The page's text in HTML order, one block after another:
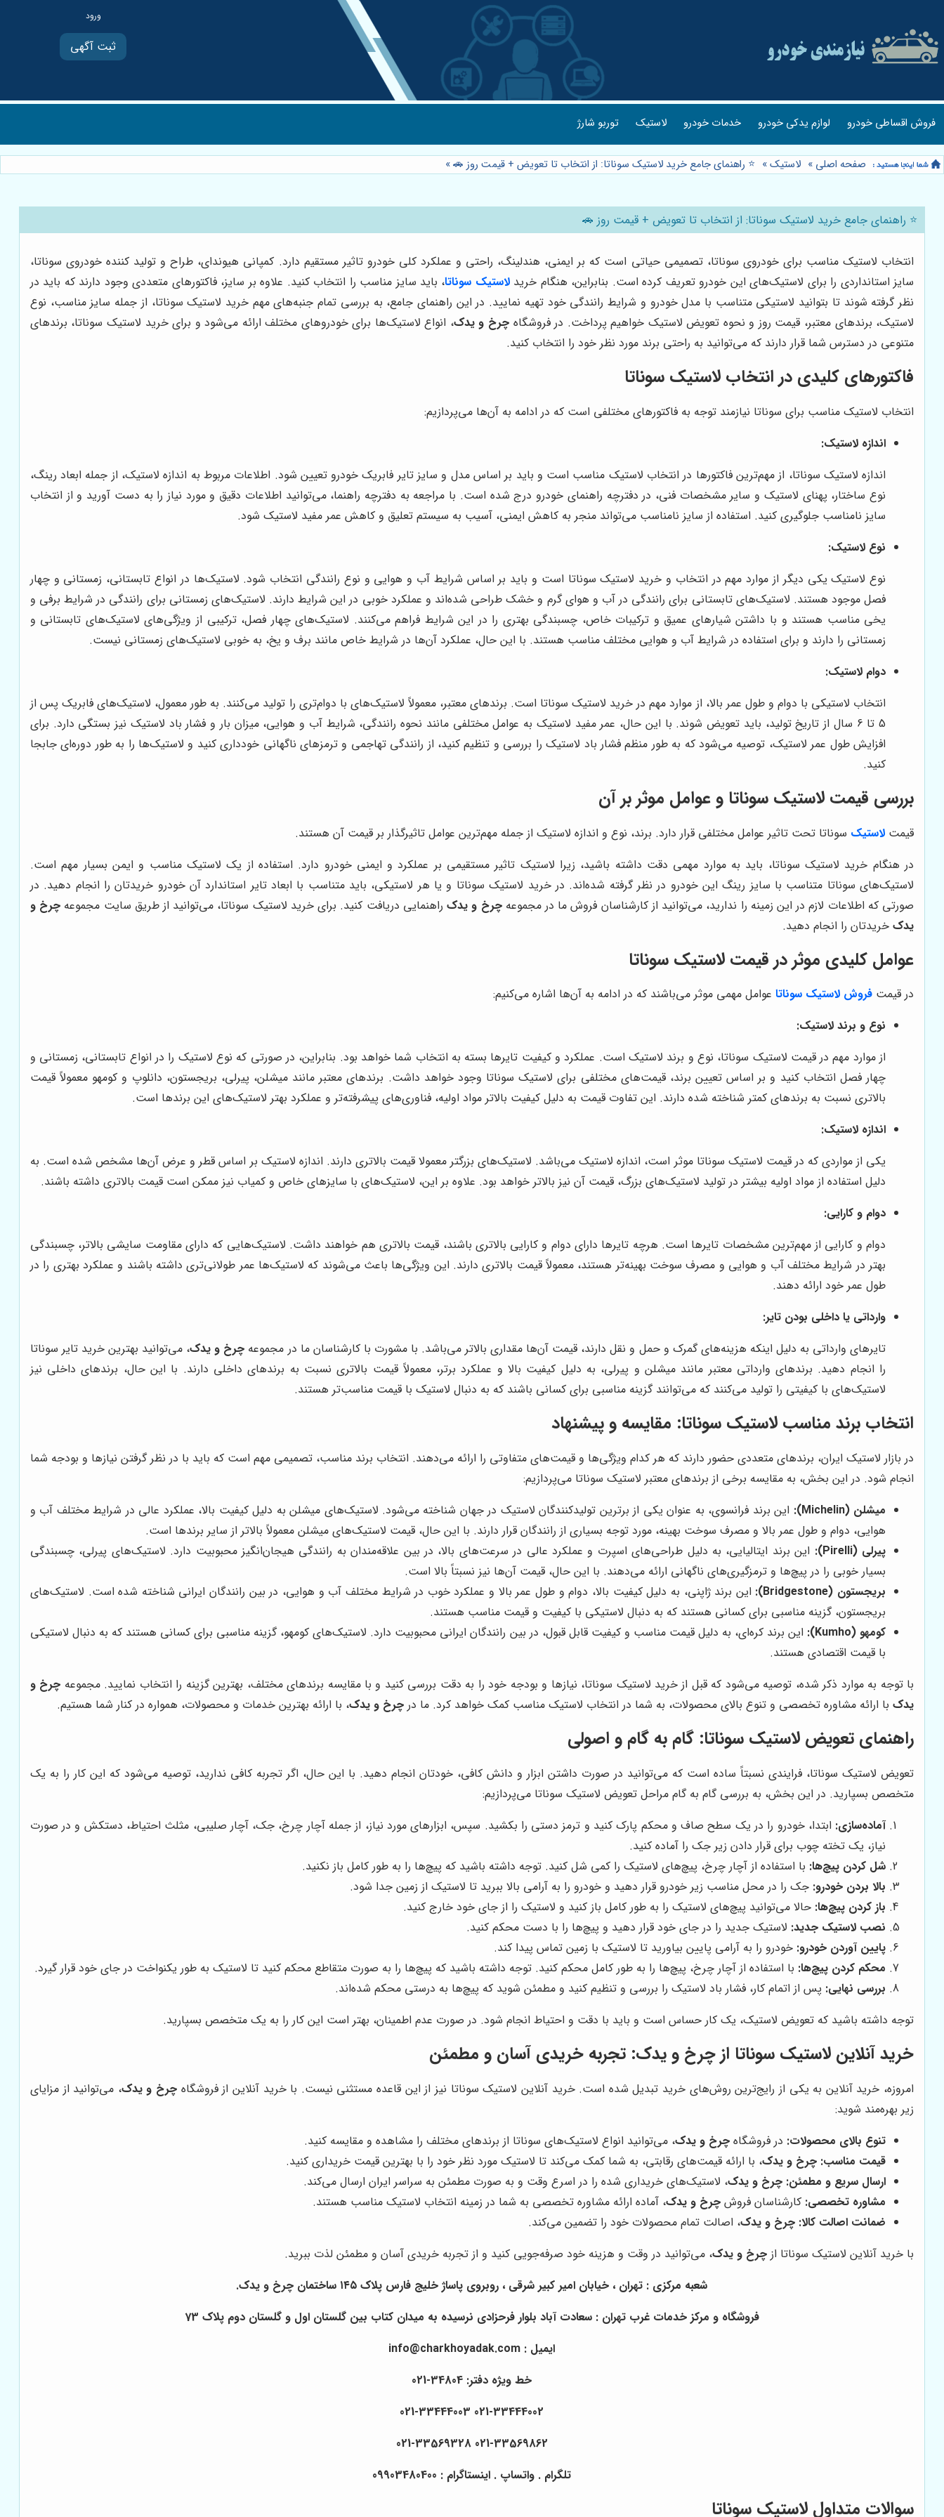
ثبت آگهی
فروش اقساطی خودرو لوازم یدکی خودرو خدمات خودرو لاستیک توربو شارژ
صفحه اصلی » لاستیک» ⭐️ راهنمای جامع خرید لاستیک سوناتا: از انتخاب تا تعویض + قیمت روز 🚗»
⭐️ راهنمای جامع خرید لاستیک سوناتا: از انتخاب تا تعویض + قیمت روز 🚗
انتخاب لاستیک مناسب برای خودروی سوناتا، تصمیمی حیاتی است که بر ایمنی، هندلینگ، راحتی و عملکرد کلی خودرو تاثیر مستقیم دارد. کمپانی هیوندای، طراح و تولید کننده خودروی سوناتا،
سایز استانداردی را برای لاستیک‌های این خودرو تعریف کرده است. بنابراین، هنگام خریدلاستیک سوناتا، باید سایز مناسب را انتخاب کنید. علاوه بر سایز، فاکتورهای متعددی وجود دارند که باید در
نظر گرفته شوند تا بتوانید لاستیکی متناسب با مدل خودرو و شرایط رانندگی خود تهیه نمایید. در این راهنمای جامع، به بررسی تمام جنبه‌های مهم خرید لاستیک سوناتا، از جمله سایز مناسب، نوع
لاستیک، برندهای معتبر، قیمت روز و نحوه تعویض لاستیک خواهیم پرداخت. در فروشگاه چرخ و یدک، انواع لاستیک‌ها برای خودروهای مختلف ارائه می‌شود و برای خرید لاستیک سوناتا، برندهای
متنوعی در دسترس شما قرار دارند که می‌توانید به راحتی برند مورد نظر خود را انتخاب کنید.
فاکتورهای کلیدی در انتخاب لاستیک سوناتا
انتخاب لاستیک مناسب برای سوناتا نیازمند توجه به فاکتورهای مختلفی است که در ادامه به آن‌ها می‌پردازیم:
اندازه لاستیک:
اندازه لاستیک سوناتا، از مهم‌ترین فاکتورها در انتخاب لاستیک مناسب است و باید بر اساس مدل و سایز تایر فابریک خودرو تعیین شود. اطلاعات مربوط به اندازه لاستیک، از جمله ابعاد رینگ،
نوع ساختار، پهنای لاستیک و سایر مشخصات فنی، در دفترچه راهنمای خودرو درج شده است. با مراجعه به دفترچه راهنما، می‌توانید اطلاعات دقیق و مورد نیاز را به دست آورید و از انتخاب
سایز نامناسب جلوگیری کنید. استفاده از سایز نامناسب می‌تواند منجر به کاهش ایمنی، آسیب به سیستم تعلیق و کاهش عمر مفید لاستیک شود.
نوع لاستیک:
نوع لاستیک یکی دیگر از موارد مهم در انتخاب و خرید لاستیک سوناتا است و باید بر اساس شرایط آب و هوایی و نوع رانندگی انتخاب شود. لاستیک‌ها در انواع تابستانی، زمستانی و چهار
فصل موجود هستند. لاستیک‌های تابستانی برای رانندگی در آب و هوای گرم و خشک طراحی شده‌اند و عملکرد خوبی در این شرایط دارند. لاستیک‌های زمستانی برای رانندگی در شرایط برفی و
یخی مناسب هستند و با داشتن شیارهای عمیق و ترکیبات خاص، چسبندگی بهتری را در این شرایط فراهم می‌کنند. لاستیک‌های چهار فصل، ترکیبی از ویژگی‌های لاستیک‌های تابستانی و
زمستانی را دارند و برای استفاده در شرایط آب و هوایی مختلف مناسب هستند. با این حال، عملکرد آن‌ها در شرایط خاص مانند برف و یخ، به خوبی لاستیک‌های زمستانی نیست.
دوام لاستیک:
انتخاب لاستیکی با دوام و طول عمر بالا، از موارد مهم در خرید لاستیک سوناتا است. برندهای معتبر، معمولاً لاستیک‌های با دوام‌تری را تولید می‌کنند. به طور معمول، لاستیک‌های فابریک پس از
5 تا 6 سال از تاریخ تولید، باید تعویض شوند. با این حال، عمر مفید لاستیک به عوامل مختلفی مانند نحوه رانندگی، شرایط آب و هوایی، میزان بار و فشار باد لاستیک نیز بستگی دارد. برای
افزایش طول عمر لاستیک، توصیه می‌شود که به طور منظم فشار باد لاستیک را بررسی و تنظیم کنید، از رانندگی تهاجمی و ترمزهای ناگهانی خودداری کنید و لاستیک‌ها را به طور دوره‌ای جابجا
کنید.
بررسی قیمت لاستیک سوناتا و عوامل موثر بر آن
قیمت لاستیک سوناتا تحت تاثیر عوامل مختلفی قرار دارد. برند، نوع و اندازه لاستیک از جمله مهم‌ترین عوامل تاثیرگذار بر قیمت آن هستند.
در هنگام خرید لاستیک سوناتا، باید به موارد مهمی دقت داشته باشید، زیرا لاستیک تاثیر مستقیمی بر عملکرد و ایمنی خودرو دارد. استفاده از یک لاستیک مناسب و ایمن بسیار مهم است.
لاستیک‌های سوناتا متناسب با سایز رینگ این خودرو در نظر گرفته شده‌اند. در خرید لاستیک سوناتا و یا هر لاستیکی، باید متناسب با ابعاد تایر استاندارد آن خودرو خریدتان را انجام دهید. در
صورتی که اطلاعات لازم در این زمینه را ندارید، می‌توانید از کارشناسان فروش ما در مجموعهچرخ و یدکراهنمایی دریافت کنید. برای خرید لاستیک سوناتا، می‌توانید از طریق سایت مجموعه چرخ و
یدکخریدتان را انجام دهید.
عوامل کلیدی موثر در قیمت لاستیک سوناتا
در قیمت فروش لاستیک سوناتاعوامل مهمی موثر می‌باشند که در ادامه به آن‌ها اشاره می‌کنیم:
نوع و برند لاستیک:
از موارد مهم در قیمت لاستیک سوناتا، نوع و برند لاستیک است. عملکرد و کیفیت تایرها بسته به انتخاب شما خواهد بود. بنابراین، در صورتی که نوع لاستیک را در انواع تابستانی، زمستانی و
چهار فصل انتخاب کنید و بر اساس تعیین برند، قیمت‌های مختلفی برای لاستیک سوناتا وجود خواهد داشت. برندهای معتبر مانند میشلن، پیرلی، بریجستون، دانلوپ و کومهو معمولاً قیمت
بالاتری نسبت به برندهای کمتر شناخته شده دارند. این تفاوت قیمت به دلیل کیفیت بالاتر مواد اولیه، فناوری‌های پیشرفته‌تر و عملکرد بهتر لاستیک‌های این برندها است.
اندازه لاستیک:
یکی از مواردی که در قیمت لاستیک سوناتا موثر است، اندازه لاستیک می‌باشد. لاستیک‌های بزرگتر معمولا قیمت بالاتری دارند. اندازه لاستیک بر اساس قطر و عرض آن‌ها مشخص شده است. به
دلیل استفاده از مواد اولیه بیشتر در تولید لاستیک‌های بزرگ، قیمت آن نیز بالاتر خواهد بود. علاوه بر این، لاستیک‌های با سایزهای خاص و کمیاب نیز ممکن است قیمت بالاتری داشته باشند.
دوام و کارایی:
دوام و کارایی از مهم‌ترین مشخصات تایرها است. هرچه تایرها دارای دوام و کارایی بالاتری باشند، قیمت بالاتری هم خواهند داشت. لاستیک‌هایی که دارای مقاومت سایشی بالاتر، چسبندگی
بهتر در شرایط مختلف آب و هوایی و مصرف سوخت بهینه‌تر هستند، معمولاً قیمت بالاتری دارند. این ویژگی‌ها باعث می‌شوند که لاستیک‌ها عمر طولانی‌تری داشته باشند و عملکرد بهتری را در
طول عمر خود ارائه دهند.
وارداتی یا داخلی بودن تایر:
تایرهای وارداتی به دلیل اینکه هزینه‌های گمرک و حمل و نقل دارند، قیمت آن‌ها مقداری بالاتر می‌باشد. با مشورت با کارشناسان ما در مجموعه چرخ و یدک، می‌توانید بهترین خرید تایر سوناتا
را انجام دهید. برندهای وارداتی معتبر مانند میشلن و پیرلی، به دلیل کیفیت بالا و عملکرد برتر، معمولاً قیمت بالاتری نسبت به برندهای داخلی دارند. با این حال، برندهای داخلی نیز
لاستیک‌های با کیفیتی را تولید می‌کنند که می‌توانند گزینه مناسبی برای کسانی باشند که به دنبال لاستیک با قیمت مناسب‌تر هستند.
انتخاب برند مناسب لاستیک سوناتا: مقایسه و پیشنهاد
در بازار لاستیک ایران، برندهای متعددی حضور دارند که هر کدام ویژگی‌ها و قیمت‌های متفاوتی را ارائه می‌دهند. انتخاب برند مناسب، تصمیمی مهم است که باید با در نظر گرفتن نیازها و بودجه شما
انجام شود. در این بخش، به مقایسه برخی از برندهای معتبر لاستیک سوناتا می‌پردازیم:
میشلن (Michelin):
این برند فرانسوی، به عنوان یکی از برترین تولیدکنندگان لاستیک در جهان شناخته می‌شود. لاستیک‌های میشلن به دلیل کیفیت بالا، عملکرد عالی در شرایط مختلف آب و
هوایی، دوام و طول عمر بالا و مصرف سوخت بهینه، مورد توجه بسیاری از رانندگان قرار دارند. با این حال، قیمت لاستیک‌های میشلن معمولاً بالاتر از سایر برندها است.
پیرلی (Pirelli):
این برند ایتالیایی، به دلیل طراحی‌های اسپرت و عملکرد عالی در سرعت‌های بالا، در بین علاقه‌مندان به رانندگی هیجان‌انگیز محبوبیت دارد. لاستیک‌های پیرلی، چسبندگی
بسیار خوبی را در پیچ‌ها و ترمزگیری‌های ناگهانی ارائه می‌دهند. با این حال، قیمت آن‌ها نیز نسبتاً بالا است.
بریجستون (Bridgestone):
این برند ژاپنی، به دلیل کیفیت بالا، دوام و طول عمر بالا و عملکرد خوب در شرایط مختلف آب و هوایی، در بین رانندگان ایرانی شناخته شده است. لاستیک‌های
بریجستون، گزینه مناسبی برای کسانی هستند که به دنبال لاستیکی با کیفیت و قیمت مناسب هستند.
کومهو (Kumho):
این برند کره‌ای، به دلیل قیمت مناسب و کیفیت قابل قبول، در بین رانندگان ایرانی محبوبیت دارد. لاستیک‌های کومهو، گزینه مناسبی برای کسانی هستند که به دنبال لاستیکی
با قیمت اقتصادی هستند.
با توجه به موارد ذکر شده، توصیه می‌شود که قبل از خرید لاستیک سوناتا، نیازها و بودجه خود را به دقت بررسی کنید و با مقایسه برندهای مختلف، بهترین گزینه را انتخاب نمایید. مجموعه چرخ و
یدکبا ارائه مشاوره تخصصی و تنوع بالای محصولات، به شما در انتخاب لاستیک مناسب کمک خواهد کرد. ما در چرخ و یدک، با ارائه بهترین خدمات و محصولات، همواره در کنار شما هستیم.
راهنمای تعویض لاستیک سوناتا: گام به گام و اصولی
تعویض لاستیک سوناتا، فرایندی نسبتاً ساده است که می‌توانید در صورت داشتن ابزار و دانش کافی، خودتان انجام دهید. با این حال، اگر تجربه کافی ندارید، توصیه می‌شود که این کار را به یک
متخصص بسپارید. در این بخش، به بررسی گام به گام مراحل تعویض لاستیک سوناتا می‌پردازیم:
آماده‌سازی: ابتدا، خودرو را در یک سطح صاف و محکم پارک کنید و ترمز دستی را بکشید. سپس، ابزارهای مورد نیاز، از جمله آچار چرخ، جک، آچار صلیبی، مثلث احتیاط، دستکش و در صورت
نیاز، یک تخته چوب برای قرار دادن زیر جک را آماده کنید.
شل کردن پیچ‌ها: با استفاده از آچار چرخ، پیچ‌های لاستیک را کمی شل کنید. توجه داشته باشید که پیچ‌ها را به طور کامل باز نکنید.
بالا بردن خودرو: جک را در محل مناسب زیر خودرو قرار دهید و خودرو را به آرامی بالا ببرید تا لاستیک از زمین جدا شود.
باز کردن پیچ‌ها: حالا می‌توانید پیچ‌های لاستیک را به طور کامل باز کنید و لاستیک را از جای خود خارج کنید.
نصب لاستیک جدید: لاستیک جدید را در جای خود قرار دهید و پیچ‌ها را با دست محکم کنید.
پایین آوردن خودرو: خودرو را به آرامی پایین بیاورید تا لاستیک با زمین تماس پیدا کند.
محکم کردن پیچ‌ها: با استفاده از آچار چرخ، پیچ‌ها را به طور کامل محکم کنید. توجه داشته باشید که پیچ‌ها را به صورت متقاطع محکم کنید تا لاستیک به طور یکنواخت در جای خود قرار گیرد.
بررسی نهایی: پس از اتمام کار، فشار باد لاستیک را بررسی و تنظیم کنید و مطمئن شوید که پیچ‌ها به درستی محکم شده‌اند.
توجه داشته باشید که تعویض لاستیک، یک کار حساس است و باید با دقت و احتیاط انجام شود. در صورت عدم اطمینان، بهتر است این کار را به یک متخصص بسپارید.
خرید آنلاین لاستیک سوناتا ازچرخ و یدک: تجربه خریدی آسان و مطمئن
امروزه، خرید آنلاین به یکی از رایج‌ترین روش‌های خرید تبدیل شده است. خرید آنلاین لاستیک سوناتا نیز از این قاعده مستثنی نیست. با خرید آنلاین از فروشگاه چرخ و یدک، می‌توانید از مزایای
زیر بهره‌مند شوید:
تنوع بالای محصولات: در فروشگاه چرخ و یدک، می‌توانید انواع لاستیک‌های سوناتا از برندهای مختلف را مشاهده و مقایسه کنید.
قیمت مناسب: چرخ و یدک، با ارائه قیمت‌های رقابتی، به شما کمک می‌کند تا لاستیک مورد نظر خود را با بهترین قیمت خریداری کنید.
ارسال سریع و مطمئن: چرخ و یدک، لاستیک‌های خریداری شده را در اسرع وقت و به صورت مطمئن به سراسر ایران ارسال می‌کند.
مشاوره تخصصی: کارشناسان فروش چرخ و یدک، آماده ارائه مشاوره تخصصی به شما در زمینه انتخاب لاستیک مناسب هستند.
ضمانت اصالت کالا: چرخ و یدک، اصالت تمام محصولات خود را تضمین می‌کند.
با خرید آنلاین لاستیک سوناتا از چرخ و یدک، می‌توانید در وقت و هزینه خود صرفه‌جویی کنید و از تجربه خریدی آسان و مطمئن لذت ببرید.
شعبه مرکزی : تهران ، خیابان امیر کبیر شرقی ، روبروی پاساژ خلیج فارس پلاک ۱۴۵ ساختمان چرخ و یدک.
فروشگاه و مرکز خدمات غرب تهران : سعادت آباد بلوار فرحزادی نرسیده به میدان کتاب بین گلستان اول و گلستان دوم پلاک 73
ایمیل : info@charkhoyadak.com
خط ویژه دفتر: 34804-021
021-33444002 021-33444003
021-33569862 021-33569328
تلگرام . واتساپ . اینستاگرام : 09903480400
سوالات متداول لاستیک سوناتا